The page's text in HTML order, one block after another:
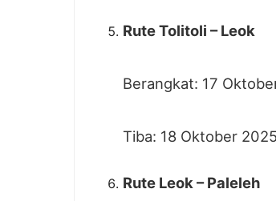
Rute Tolitoli – Leok
Berangkat: 17
Tiba: 18 Oktober
Rute Leok – Paleleh